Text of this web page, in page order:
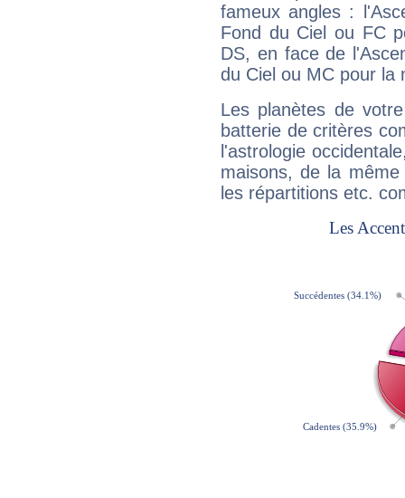
fameux angles :
Fond du Ciel ou FC
DS, en face de
du Ciel ou MC pour la
Les planètes de
batterie de critères
l'astrologie
maisons, de la
les répartitions etc.